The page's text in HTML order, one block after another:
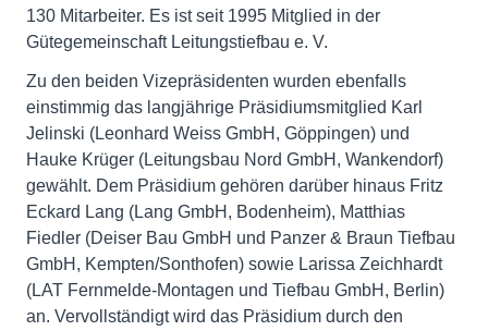
130 Mitarbeiter. Es ist seit 1995 Mitglied in der
Gütegemeinschaft Leitungstiefbau e. V.
Zu den beiden Vizepräsidenten wurden ebenfalls
einstimmig das langjährige Präsidiumsmitglied Karl
Jelinski (Leonhard Weiss GmbH, Göppingen) und
Hauke Krüger (Leitungsbau Nord GmbH, Wankendorf)
gewählt. Dem Präsidium gehören darüber hinaus Fritz
Eckard Lang (Lang GmbH, Bodenheim), Matthias
Fiedler (Deiser Bau GmbH und Panzer & Braun Tiefbau
GmbH, Kempten/Sonthofen) sowie Larissa Zeichhardt
(LAT Fernmelde-Montagen und Tiefbau GmbH, Berlin)
an. Vervollständigt wird das Präsidium durch den